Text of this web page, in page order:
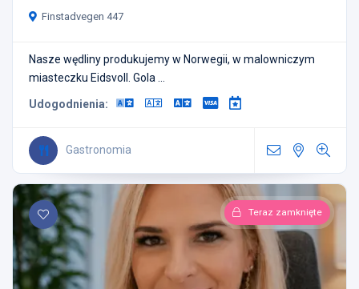
Finstadvegen 447
Nasze wędliny produkujemy w Norwegii, w malowniczym
miasteczku Eidsvoll. Gola ...
Udogodnienia:
Gastronomia
Teraz zamknięte